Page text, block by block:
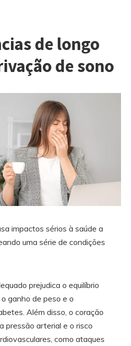
de longo
de sono
impactos sérios à saúde a
uma série de condições
prejudica o equilíbrio
ganho de peso e o
Além disso, o coração
pressão arterial e o risco
como ataques